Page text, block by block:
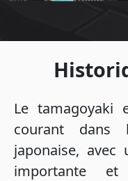
Le tamagoyaki
courant dans
japonaise, avec
importante